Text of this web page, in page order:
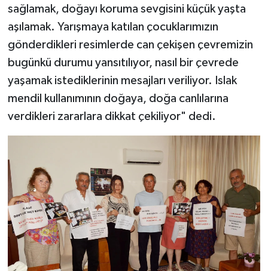
sağlamak, doğayı koruma sevgisini küçük yaşta
aşılamak. Yarışmaya katılan çocuklarımızın
gönderdikleri resimlerde can çekişen çevremizin
bugünkü durumu yansıtılıyor, nasıl bir çevrede
yaşamak istediklerinin mesajları veriliyor. Islak
mendil kullanımının doğaya, doğa canlılarına
verdikleri zararlara dikkat çekiliyor" dedi.